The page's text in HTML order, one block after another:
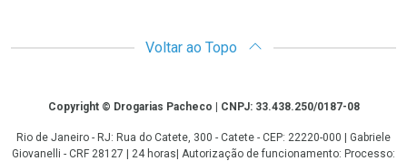
Voltar ao Topo
CopyrightCopyright © Drogarias Pacheco | CNPJ: 33.438.250/0187-08
Rio de Janeiro - RJ: Rua do Catete, 300 - Catete - CEP: 22220-000 | Gabriele
Giovanelli - CRF 28127 | 24 horas| Autorização de funcionamento: Processo: